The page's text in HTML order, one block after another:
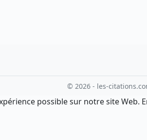
© 2026 - les-
possible sur notre site